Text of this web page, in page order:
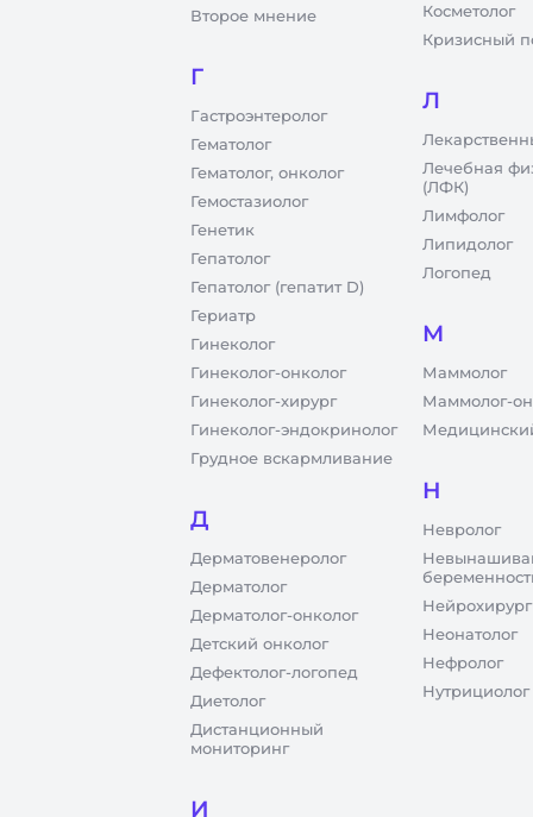
Второе мнение
Г
Гастроэнтеролог
Гематолог
Гематолог, онколог
Гемостазиолог
Генетик
Гепатолог
Гепатолог (гепатит D)
Гериатр
Гинеколог
Гинеколог-онколог
Гинеколог-хирург
Гинеколог-эндокринолог
Грудное вскармливание
Д
Дерматовенеролог
Дерматолог
Дерматолог-онколог
Детский онколог
Дефектолог-логопед
Диетолог
Дистанционный
мониторинг
И
Косметолог
Кризисный
Л
Лечебная
(ЛФК)
Лимфолог
Липидолог
Логопед
М
Маммолог
Маммолог-
Н
Невролог
Нейрохирург
Неонатолог
Нефролог
Нутрициолог